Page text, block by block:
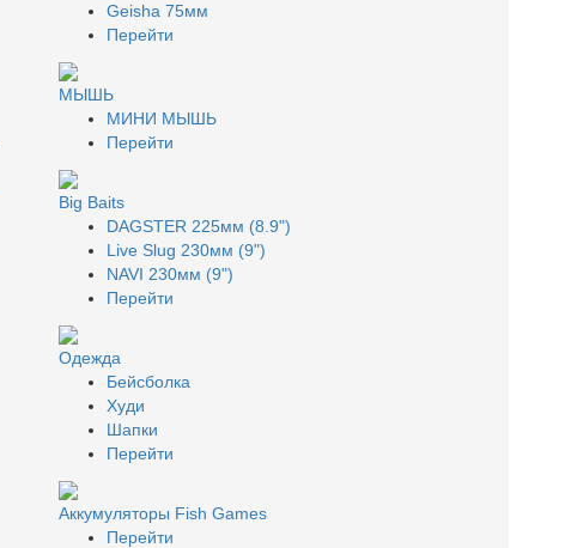
Geisha 75мм
Перейти
МЫШЬ
МИНИ МЫШЬ
Перейти
Big Baits
DAGSTER 225мм (8.9")
Live Slug 230мм (9")
NAVI 230мм (9")
Перейти
Одежда
Бейсболка
Худи
Шапки
Перейти
Аккумуляторы Fish Games
Перейти